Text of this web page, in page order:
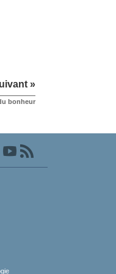
»
bonheur